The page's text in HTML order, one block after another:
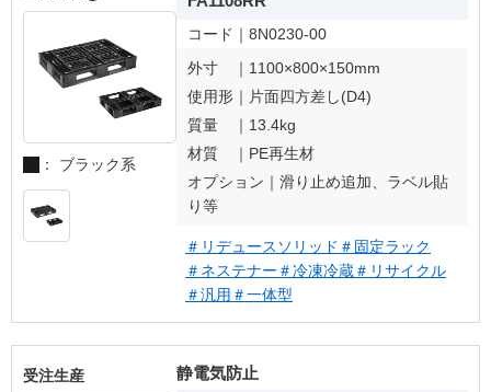
： ブラック系
コード｜ 8N0230-00
外寸 ｜ 1100×800×150mm
使用形｜ 片面四方差し(D4)
質量 ｜ 13.4kg
材質 ｜ PE再生材
オプション｜ 滑り止め追加、ラベル貼
り等
＃リデュースソリッド ＃固定ラック
＃ネステナー ＃冷凍冷蔵＃リサイクル
＃汎用 ＃一体型
受注生産
静電気防止